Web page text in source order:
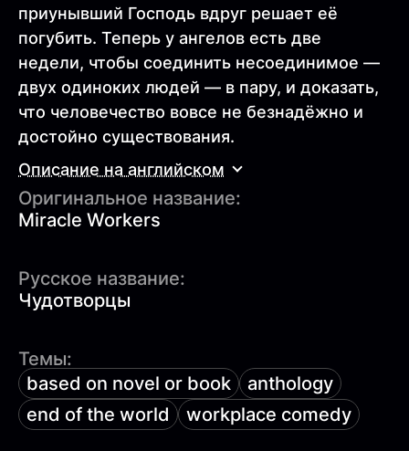
приунывший Господь вдруг решает её
погубить. Теперь у ангелов есть две
недели, чтобы соединить несоединимое —
двух одиноких людей — в пару, и доказать,
что человечество вовсе не безнадёжно и
достойно существования.
Описание на английском
Оригинальное название:
Miracle Workers
Русское название:
Чудотворцы
Темы:
based on novel or book
anthology
end of the world
workplace comedy